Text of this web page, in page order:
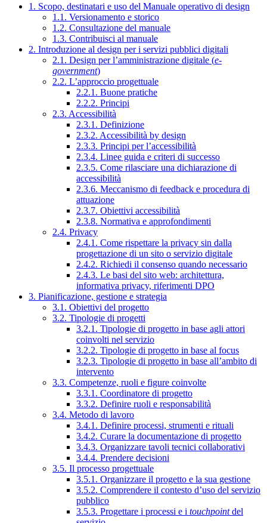
1. Scopo, destinatari e uso del Manuale operativo di design
1.1. Versionamento e storico
1.2. Consultazione del manuale
1.3. Contribuisci al manuale
2. Introduzione al design per i servizi pubblici digitali
2.1. Design per l’amministrazione digitale (e-
government)
2.2. L’approccio progettuale
2.2.1. Buone pratiche
2.2.2. Principi
2.3. Accessibilità
2.3.1. Definizione
2.3.2. Accessibilità by design
2.3.3. Principi per l’accessibilità
2.3.4. Linee guida e criteri di successo
2.3.5. Come rilasciare una dichiarazione di
accessibilità
2.3.6. Meccanismo di feedback e procedura di
attuazione
2.3.7. Obiettivi accessibilità
2.3.8. Normativa e approfondimenti
2.4. Privacy
2.4.1. Come rispettare la privacy sin dalla
progettazione di un sito o servizio digitale
2.4.2. Richiedi il consenso quando necessario
2.4.3. Le basi del sito web: architettura,
informativa privacy, riferimenti DPO
3. Pianificazione, gestione e strategia
3.1. Obiettivi del progetto
3.2. Tipologie di progetti
3.2.1. Tipologie di progetto in base agli attori
coinvolti nel servizio
3.2.2. Tipologie di progetto in base al focus
3.2.3. Tipologie di progetto in base all’ambito di
intervento
3.3. Competenze, ruoli e figure coinvolte
3.3.1. Coordinatore di progetto
3.3.2. Definire ruoli e responsabilità
3.4. Metodo di lavoro
3.4.1. Definire processi, strumenti e rituali
3.4.2. Curare la documentazione di progetto
3.4.3. Organizzare tavoli tecnici collaborativi
3.4.4. Prendere decisioni
3.5. Il processo progettuale
3.5.1. Organizzare il progetto e la sua gestione
3.5.2. Comprendere il contesto d’uso del servizio
pubblico
3.5.3. Progettare i processi e i touchpointdel